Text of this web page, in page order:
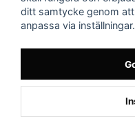
Oregelbundet. Önskas
personligt besök. Meddela
önskad tidpunkt så vi kan
garantera personal på
ditt samtycke genom
anpassa via